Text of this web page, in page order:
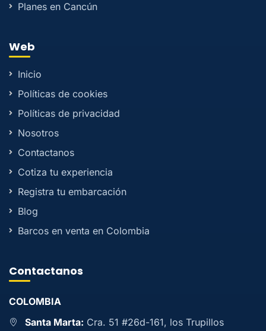
Planes en Cancún
Web
Inicio
Políticas de cookies
Políticas de privacidad
Nosotros
Contactanos
Cotiza tu experiencia
Registra tu embarcación
Blog
Barcos en venta en Colombia
Contactanos
COLOMBIA
Santa Marta: Cra. 51 #26d-161, los Trupillos